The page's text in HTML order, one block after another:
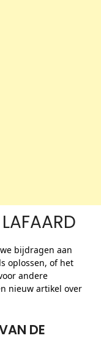
bijdragen aan
oplossen, of het
andere
nieuw artikel over
DE